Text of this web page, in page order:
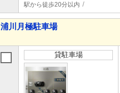
駅から徒歩20分以内
浦川月極駐車場
貸駐車場